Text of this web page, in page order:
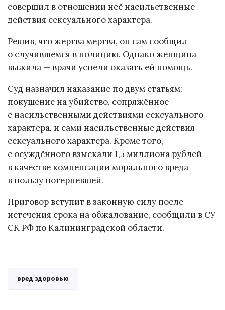
совершил в отношении неё насильственные
действия сексуального характера.
Решив, что жертва мертва, он сам сообщил
о случившемся в полицию. Однако женщина
выжила — врачи успели оказать ей помощь.
Суд назначил наказание по двум статьям:
покушение на убийство, сопряжённое
с насильственными действиями сексуального
характера, и сами насильственные действия
сексуального характера. Кроме того,
с осуждённого взыскали 1,5 миллиона рублей
в качестве компенсации морального вреда
в пользу потерпевшей.
Приговор вступит в законную силу после
истечения срока на обжалование, сообщили в СУ
СК РФ по Калининградской области.
вред здоровью